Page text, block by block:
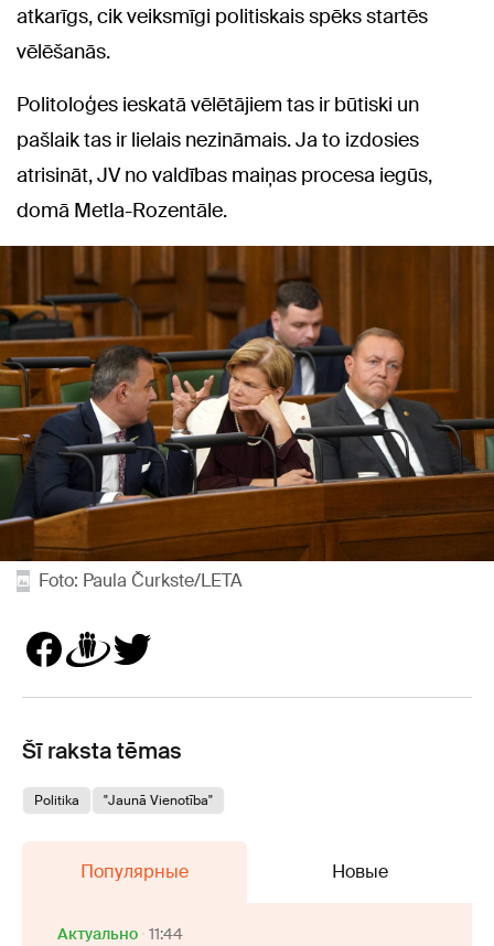
atkarīgs, cik veiksmīgi politiskais spēks startēs
vēlēšanās.
Politoloģes ieskatā vēlētājiem tas ir būtiski un
pašlaik tas ir lielais nezināmais. Ja to izdosies
atrisināt, JV no valdības maiņas procesa iegūs,
domā Metla-Rozentāle.
Foto: Paula Čurkste/LETA
Šī raksta tēmas
Politika "Jaunā Vienotība"
Популярные Новые
Актуально 11:44